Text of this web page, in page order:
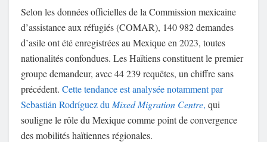
Selon les données officielles de la Commission mexicaine
d’assistance aux réfugiés (COMAR), 140 982 demandes
d’asile ont été enregistrées au Mexique en 2023, toutes
nationalités confondues. Les Haïtiens constituent le premier
groupe demandeur, avec 44 239 requêtes, un chiffre sans
précédent. Cette tendance est analysée notamment par
Sebastián Rodríguez du Mixed Migration Centre, qui
souligne le rôle du Mexique comme point de convergence
des mobilités haïtiennes régionales.